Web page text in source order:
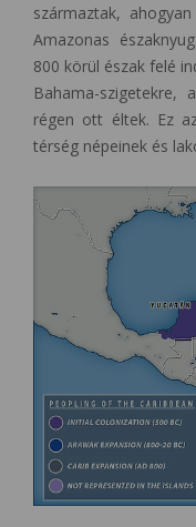
származtak,
Amazonas
800 körül észak felé
Bahama-szigetekre,
régen ott éltek. Ez
térség népeinek és